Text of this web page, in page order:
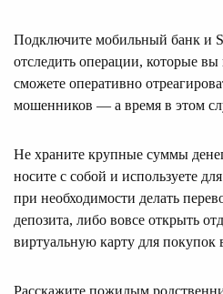
Подключите мобильный банк и
отследить операции, которые
сможете оперативно
мошенников — а время в этом
Не храните крупные суммы
носите с собой и используете
при необходимости делать
депозита, либо вовсе открыть
виртуальную карту для покупок
Расскажите пожилым